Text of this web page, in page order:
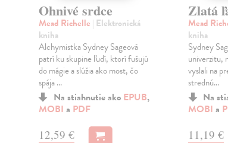
Ohnivé srdce
Mead Richelle | Elektronická
kniha
Alchymistka Sydney Sageová
patrí ku skupine ľudí, ktorí fušujú
do mágie a slúžia ako most, čo
spája ...
Na stiahnutie ako EPUB,
MOBI a PDF
12,59 €
Zlatá
Mead
kniha
Sydney
univerzitu,
vyslali na
strednú...
Na
MOBI a
11,19 €